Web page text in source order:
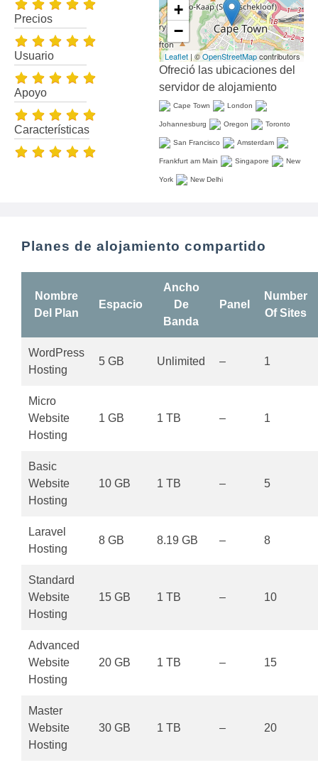
Precios
Usuario
Apoyo
Características
+
−
Leaflet | ©OpenStreetMapcontributors
Ofreció las ubicaciones del
servidor de alojamiento
Cape Town London
Johannesburg Oregon Toronto
San Francisco Amsterdam
Frankfurt am Main Singapore New
York New Delhi
Planes de alojamiento compartido
Nombre
Del Plan
Espacio
Ancho
De
Banda
Panel
Number
Of Sites
WordPress
Hosting
5 GB Unlimited – 1
Micro
Website
Hosting
1 GB 1 TB – 1
Basic
Website
Hosting
10 GB 1 TB – 5
Laravel
Hosting
8 GB 8.19 GB – 8
Standard
Website
Hosting
15 GB 1 TB – 10
Advanced
Website
Hosting
20 GB 1 TB – 15
Master
Website
Hosting
30 GB 1 TB – 20